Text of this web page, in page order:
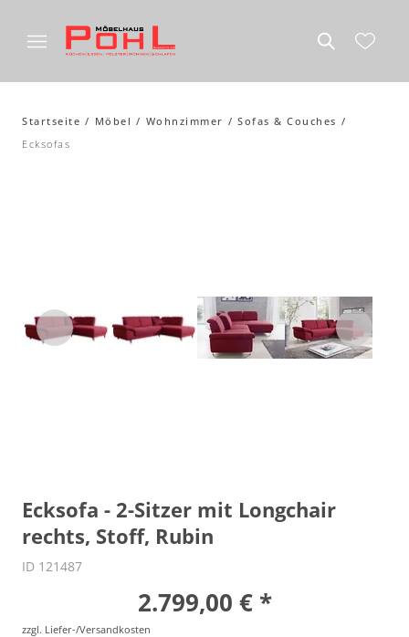
Startseite Möbel Wohnzimmer
Sofas & Couches
Ecksofas
Ecksofa - 2-Sitzer mit Longchair
rechts, Stoff, Rubin
ID 121487
2.799,00 € *
zzgl. Liefer-/Versandkosten